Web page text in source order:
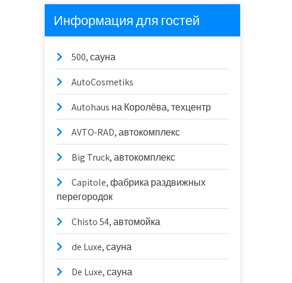
Информация для гостей
500, сауна
AutoCosmetiks
Autohaus на Королёва, техцентр
AVTO-RAD, автокомплекс
Big Truck, автокомплекс
Capitole, фабрика раздвижных
перегородок
Chisto 54, автомойка
de Luxe, сауна
De Luxe, сауна